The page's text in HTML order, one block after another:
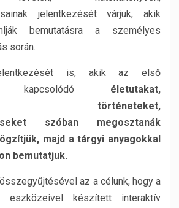
jelentkezését várjuk, akik
bemutatásra a személyes
során.
is, akik az első
kapcsolódó életutakat,
szóban megosztanák
majd a tárgyi anyagokkal
bemutatjuk.
az a célunk, hogy a
eszközeivel készített interaktív